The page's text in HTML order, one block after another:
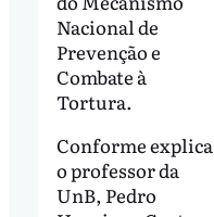
Nacional de
Prevenção e
Combate à
Tortura.
Conforme explica
o professor da
UnB, Pedro